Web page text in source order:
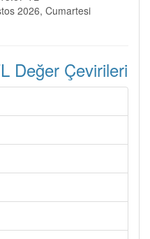
2026, Cumartesi
Değer Çevirileri